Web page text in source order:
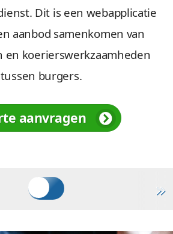
Dit is een webapplicatie
aanbod samenkomen van
en koerierswerkzaamheden
tussen burgers.
aanvragen